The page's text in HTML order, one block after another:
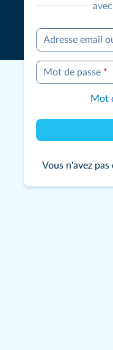
Adresse email
Mot de passe *
Mot
Vous n'avez pas